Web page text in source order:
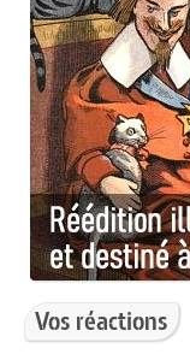
Vos réactions